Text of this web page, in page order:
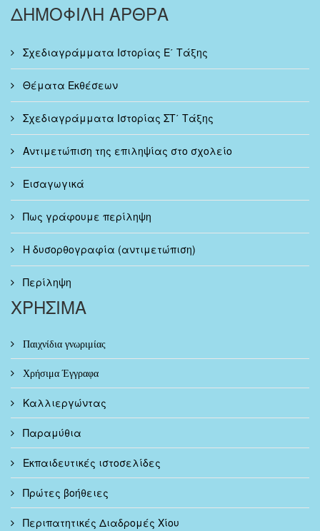
ΔΗΜΟΦΙΛΗ ΑΡΘΡΑ
Σχεδιαγράμματα Ιστορίας Ε΄ Τάξης
Θέματα Εκθέσεων
Σχεδιαγράμματα Ιστορίας ΣΤ΄ Τάξης
Αντιμετώπιση της επιληψίας στο σχολείο
Εισαγωγικά
Πως γράφουμε περίληψη
Η δυσορθογραφία (αντιμετώπιση)
Περίληψη
ΧΡΗΣΙΜΑ
Παιχνίδια γνωριμίας
Χρήσιμα Έγγραφα
Καλλιεργώντας
Παραμύθια
Εκπαιδευτικές ιστοσελίδες
Πρώτες βοήθειες
Περιπατητικές Διαδρομές Χίου